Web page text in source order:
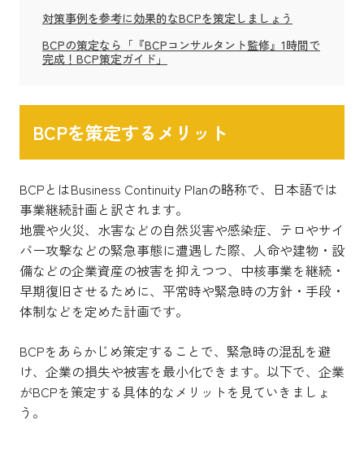
対策事例を参考に効果的なBCPを策定しましょう
BCPの策定なら「『BCPコンサルタント監修』1時間で
完成！BCP策定ガイド」
BCPを策定するメリット
BCPとはBusiness Continuity Planの略称で、日本語では
事業継続計画と訳されます。
地震や火災、水害などの自然災害や感染症、テロやサイ
バー攻撃などの緊急事態に遭遇した際、人命や建物・設
備などの企業資産の被害を抑えつつ、中核事業を継続・
早期復旧させるために、平常時や緊急時の方針・手段・
体制などを定めた計画です。
BCPをあらかじめ策定することで、緊急時の混乱を避
け、企業の損失や被害を最小化できます。以下で、企業
がBCPを策定する具体的なメリットを見ていきましょ
う。